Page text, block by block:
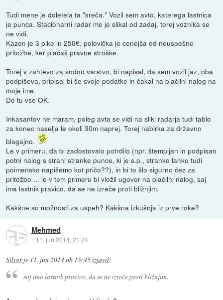
Tudi mene je doletela ta "sreča." Vozil sem avto, katerega lastnica
je punca. Stacionarni radar me je slikal od zadaj, torej voznika se
ne vidi.
Kazen je 3 pike in 250€, polovička je cenejša od neuspešne
pritožbe, ker plačaš pravne stroške.
Torej v zahtevo za sodno varstvo, bi napisal, da sem vozil jaz, oba
podpiševa, pripisal bi še svoje podatke in čakal na plačilni nalog na
moje ime.
Do tu vse OK.
Inkasantov ne maram, poleg avta se vidi na sliki radarja tudi tablo
za konec naselja le okoli 30m naprej. Torej nabirka za državno
blagajno.
Le v primeru, da bi zadostovalo potrdilo (npr. štempljan in podpisan
potni nalog s strani stranke punce, ki je s.p., stranko lahko tudi
poimensko napišemo kot pričo??), in bi to šlo sigurno čez za
pritožbo ... le v tem primeru bi vložil ugovor na plačilni nalog, saj
ima lastnik pravico, da se ne izreče proti bližnjim.
Kakšne so možnosti za uspeh? Kakšna izkušnja iz prve roke?
Mehmed
:: 11. jun 2014, 21:24
Silverje 11. jun 2014 ob 15:45izjavil:
saj ima lastnik pravico, da se ne izreče proti bližnjim.